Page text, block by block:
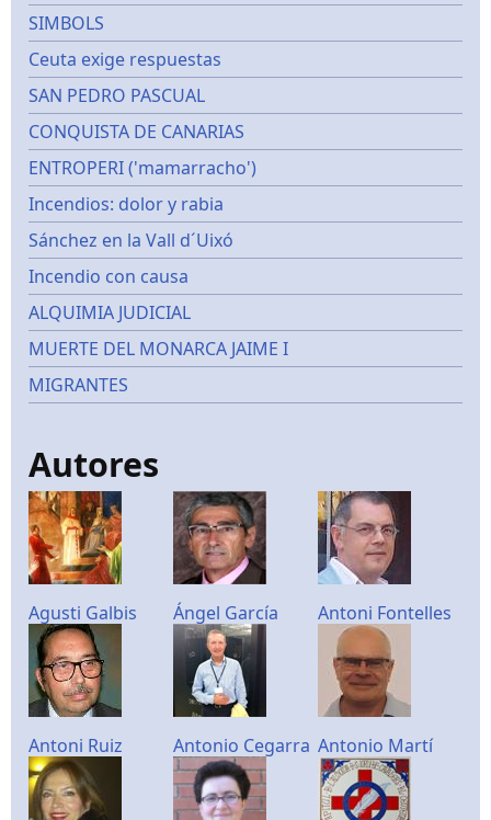
SIMBOLS
Ceuta exige respuestas
SAN PEDRO PASCUAL
CONQUISTA DE CANARIAS
ENTROPERI ('mamarracho')
Incendios: dolor y rabia
Sánchez en la Vall d´Uixó
Incendio con causa
ALQUIMIA JUDICIAL
MUERTE DEL MONARCA JAIME I
MIGRANTES
Autores
Agusti Galbis Ángel García Antoni Fontelles
Antoni Ruiz Antonio Cegarra Antonio Martí